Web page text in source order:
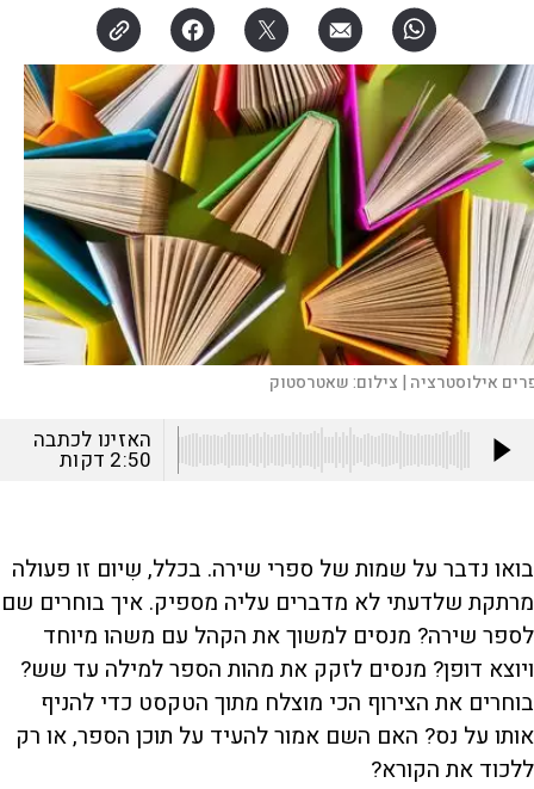
אילוסטרציה | צילום:שאטרסטוק
האזינו לכתבה
2:50 דקות
בואו נדבר על שמות של ספרי שירה. בכלל, שִיום זו פעולה
מרתקת שלדעתי לא מדברים עליה מספיק. איך בוחרים שם
לספר שירה? מנסים למשוך את הקהל עם משהו מיוחד
ויוצא דופן? מנסים לזקק את מהות הספר למילה עד שש?
בוחרים את הצירוף הכי מוצלח מתוך הטקסט כדי להניף
אותו על נס? האם השם אמור להעיד על תוכן הספר, או רק
ללכוד את הקורא?